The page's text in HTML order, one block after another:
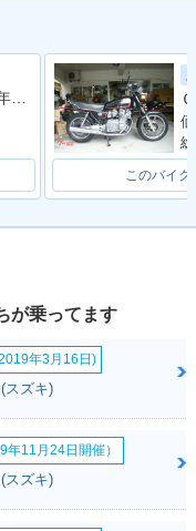
ＧＳ７５０Ｅ １９７９年モデル レストア車両
このバイク
が乗ってます
年3月16日)
スズキ)
11月24日開催）
スズキ)